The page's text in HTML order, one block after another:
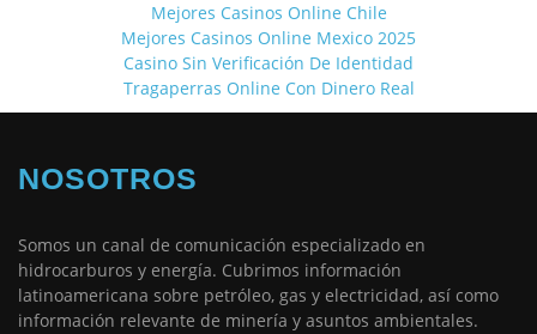
Mejores Casinos Online Chile
Mejores Casinos Online Mexico 2025
Casino Sin Verificación De Identidad
Tragaperras Online Con Dinero Real
NOSOTROS
Somos un canal de comunicación especializado en
hidrocarburos y energía. Cubrimos información
latinoamericana sobre petróleo, gas y electricidad, así como
información relevante de minería y asuntos ambientales.